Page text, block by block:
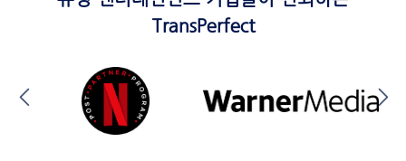
TransPerfect